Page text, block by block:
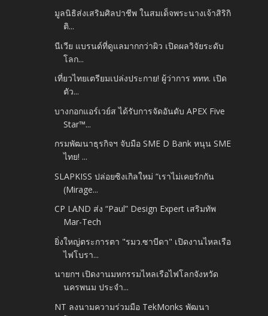
มูลนิธิส่งเสริมศิลปาชีพ ในสมเด็จพระนางเจ้าสิริกิ
ติ...
นีเวีย แบรนด์ที่ดูแลมากกว่าผิว เปิดผลวิจัยระดับ
โลก...
เที่ยวไทยเตรียมเปล่งประกาย! ผู้ว่าการ ททท. เปิด
ตัว...
บางกอกแอร์เวย์ส ได้รับการจัดอันดับ APEX Five
Star™...
กรมพัฒนาธุรกิจฯ จับมือ SME D Bank หนุน SME
ไทย! ...
SLAPKISS ปล่อยซิงเกิลใหม่ “เราไม่เคยรักกัน
(Mirage...
CP LAND ส่ง “Paul” Design Expert เสริมทัพ
Mar-Tech
ยิ่งใหญ่ตระการตา "รมว.ซาบีดา" เปิดงานไหลเรือ
ไฟโบรา...
นายกฯ เปิดงานมหกรรมไหลเรือไฟโลกจังหวัด
นครพนม ประจำ...
NT ลงนามความร่วมมือ TekMonks พัฒนา